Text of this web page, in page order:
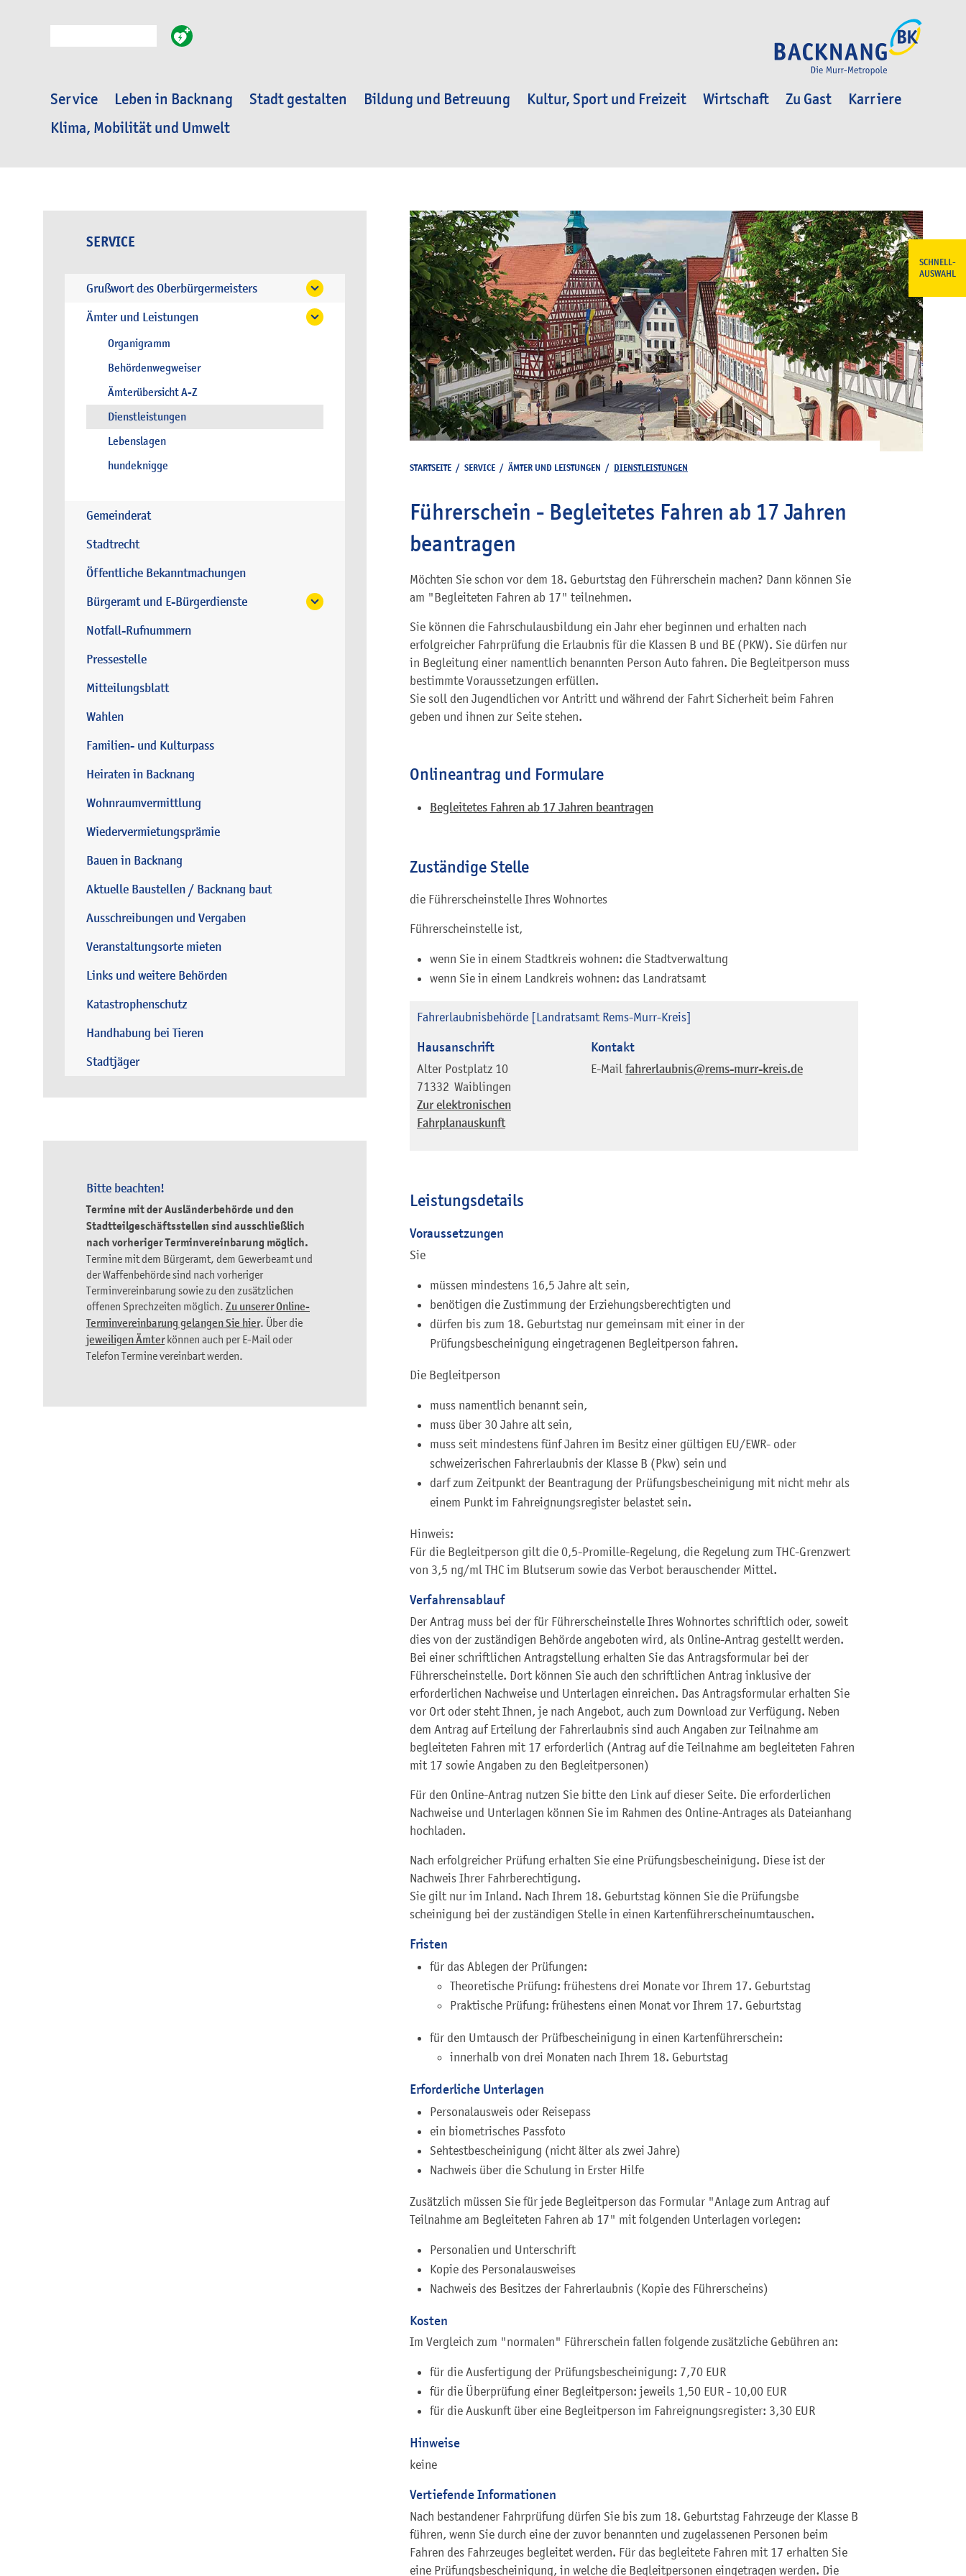
Service Leben in Backnang Stadt gestalten Bildung und Betreuung Kultur, Sport und Freizeit Wirtschaft Zu Gast
Karriere
Klima, Mobilität und Umwelt
SCHNELL-
AUSWAHL
SERVICE
Grußwort des Oberbürgermeisters
Ämter und Leistungen
Organigramm
Behördenwegweiser
Ämterübersicht A-Z
Dienstleistungen
Lebenslagen
hundeknigge
Gemeinderat
Stadtrecht
Öffentliche Bekanntmachungen
Bürgeramt und E-Bürgerdienste
Notfall-Rufnummern
Pressestelle
Mitteilungsblatt
Wahlen
Familien- und Kulturpass
Heiraten in Backnang
Wohnraumvermittlung
Wiedervermietungsprämie
Bauen in Backnang
Aktuelle Baustellen / Backnang baut
Ausschreibungen und Vergaben
Veranstaltungsorte mieten
Links und weitere Behörden
Katastrophenschutz
Handhabung bei Tieren
Stadtjäger
Bitte beachten!
Termine mit der Ausländerbehörde und den
Stadtteilgeschäftsstellen sind ausschließlich
nach vorheriger Terminvereinbarung möglich.
Termine mit dem Bürgeramt, dem Gewerbeamt und
der Waffenbehörde sind nach vorheriger
Terminvereinbarung sowie zu den zusätzlichen
offenen Sprechzeiten möglich. Zu unserer Online-
Terminvereinbarung gelangen Sie hier. Über die
jeweiligen Ämterkönnen auch per E-Mail oder
Telefon Termine vereinbart werden.
STARTSEITE / SERVICE / ÄMTER UND LEISTUNGEN / DIENSTLEISTUNGEN
Führerschein - Begleitetes Fahren ab 17 Jahren
beantragen
Möchten Sie schon vor dem 18. Geburtstag den Führerschein machen? Dann können Sie
am "Begleiteten Fahren ab 17" teilnehmen.
Sie können die Fahrschulausbildung ein Jahr eher beginnen und erhalten nach
erfolgreicher Fahrprüfung die Erlaubnis für die Klassen B und BE (PKW). Sie dürfen nur
in Begleitung einer namentlich benannten Person Auto fahren. Die Begleitperson muss
bestimmte Voraussetzungen erfüllen.
Sie soll den Jugendlichen vor Antritt und während der Fahrt Sicherheit beim Fahren
geben und ihnen zur Seite stehen.
Onlineantrag und Formulare
Begleitetes Fahren ab 17 Jahren beantragen
Zuständige Stelle
die Führerscheinstelle Ihres Wohnortes
Führerscheinstelle ist,
wenn Sie in einem Stadtkreis wohnen: die Stadtverwaltung
wenn Sie in einem Landkreis wohnen: das Landratsamt
Fahrerlaubnisbehörde [Landratsamt Rems-Murr-Kreis]
Hausanschrift
Alter Postplatz 10
71332 Waiblingen
Zur elektronischen
Fahrplanauskunft
Kontakt
E-Mail fahrerlaubnis@rems-murr-kreis.de
Leistungsdetails
Voraussetzungen
Sie
müssen mindestens 16,5 Jahre alt sein,
benötigen die Zustimmung der Erziehungsberechtigten und
dürfen bis zum 18. Geburtstag nur gemeinsam mit einer in der
Prüfungsbescheinigung eingetragenen Begleitperson fahren.
Die Begleitperson
muss namentlich benannt sein,
muss über 30 Jahre alt sein,
muss seit mindestens fünf Jahren im Besitz einer gültigen EU/EWR- oder
schweizerischen Fahrerlaubnis der Klasse B (Pkw) sein und
darf zum Zeitpunkt der Beantragung der Prüfungsbescheinigung mit nicht mehr als
einem Punkt im Fahreignungsregister belastet sein.
Hinweis:
Für die Begleitperson gilt die 0,5-Promille-Regelung, die Regelung zum THC-Grenzwert
von 3,5 ng/ml THC im Blutserum sowie das Verbot berauschender Mittel.
Verfahrensablauf
Der Antrag muss bei der für Führerscheinstelle Ihres Wohnortes schriftlich oder, soweit
dies von der zuständigen Behörde angeboten wird, als Online-Antrag gestellt werden.
Bei einer schriftlichen Antragstellung erhalten Sie das Antragsformular bei der
Führerscheinstelle. Dort können Sie auch den schriftlichen Antrag inklusive der
erforderlichen Nachweise und Unterlagen einreichen. Das Antragsformular erhalten Sie
vor Ort oder steht Ihnen, je nach Angebot, auch zum Download zur Verfügung. Neben
dem Antrag auf Erteilung der Fahrerlaubnis sind auch Angaben zur Teilnahme am
begleiteten Fahren mit 17 erforderlich (Antrag auf die Teilnahme am begleiteten Fahren
mit 17 sowie Angaben zu den Begleitpersonen)
Für den Online-Antrag nutzen Sie bitte den Link auf dieser Seite. Die erforderlichen
Nachweise und Unterlagen können Sie im Rahmen des Online-Antrages als Dateianhang
hochladen.
Nach erfolgreicher Prüfung erhalten Sie eine Prüfungsbescheinigung. Diese ist der
Nachweis Ihrer Fahrberechtigung.
Sie gilt nur im Inland. Nach Ihrem 18. Geburtstag können Sie die Prüfungsbe
scheinigung bei der zuständigen Stelle in einen Kartenführerscheinumtauschen.
Fristen
für das Ablegen der Prüfungen:
Theoretische Prüfung: frühestens drei Monate vor Ihrem 17. Geburtstag
Praktische Prüfung: frühestens einen Monat vor Ihrem 17. Geburtstag
für den Umtausch der Prüfbescheinigung in einen Kartenführerschein:
innerhalb von drei Monaten nach Ihrem 18. Geburtstag
Erforderliche Unterlagen
Personalausweis oder Reisepass
ein biometrisches Passfoto
Sehtestbescheinigung (nicht älter als zwei Jahre)
Nachweis über die Schulung in Erster Hilfe
Zusätzlich müssen Sie für jede Begleitperson das Formular "Anlage zum Antrag auf
Teilnahme am Begleiteten Fahren ab 17" mit folgenden Unterlagen vorlegen:
Personalien und Unterschrift
Kopie des Personalausweises
Nachweis des Besitzes der Fahrerlaubnis (Kopie des Führerscheins)
Kosten
Im Vergleich zum "normalen" Führerschein fallen folgende zusätzliche Gebühren an:
für die Ausfertigung der Prüfungsbescheinigung: 7,70 EUR
für die Überprüfung einer Begleitperson: jeweils 1,50 EUR - 10,00 EUR
für die Auskunft über eine Begleitperson im Fahreignungsregister: 3,30 EUR
Hinweise
keine
Vertiefende Informationen
Nach bestandener Fahrprüfung dürfen Sie bis zum 18. Geburtstag Fahrzeuge der Klasse B
führen, wenn Sie durch eine der zuvor benannten und zugelassenen Personen beim
Fahren des Fahrzeuges begleitet werden. Für das begleitete Fahren mit 17 erhalten Sie
eine Prüfungsbescheinigung, in welche die Begleitpersonen eingetragen werden. Die